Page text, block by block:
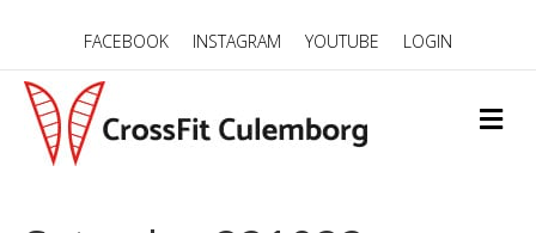
FACEBOOK INSTAGRAM YOUTUBE LOGIN
M
E